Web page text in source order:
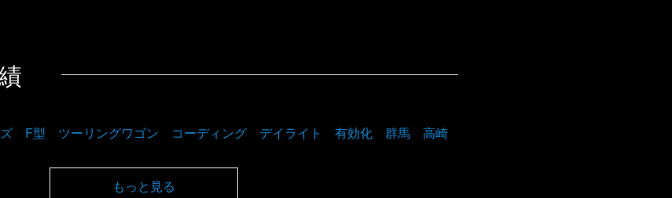
F型 ツーリングワゴン コーディング デイライト 有効化 群馬 高崎
もっと見る